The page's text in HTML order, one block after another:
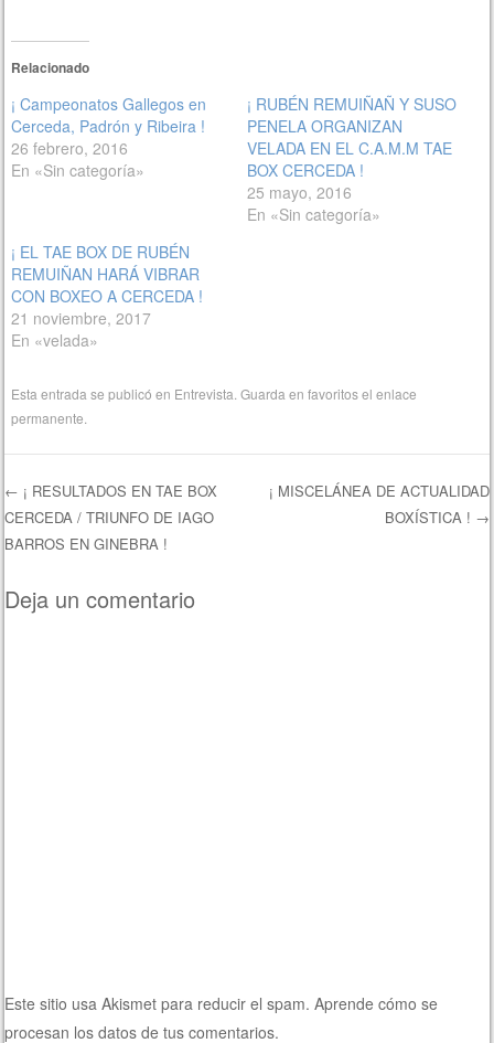
Relacionado
¡ Campeonatos Gallegos en
Cerceda, Padrón y Ribeira !
26 febrero, 2016
En «Sin categoría»
¡ RUBÉN REMUIÑAÑ Y SUSO
PENELA ORGANIZAN
VELADA EN EL C.A.M.M TAE
BOX CERCEDA !
25 mayo, 2016
En «Sin categoría»
¡ EL TAE BOX DE RUBÉN
REMUIÑAN HARÁ VIBRAR
CON BOXEO A CERCEDA !
21 noviembre, 2017
En «velada»
Esta entrada se publicó en Entrevista . Guarda en favoritos elenlace
permanente
Navegación de entradas
← ¡ RESULTADOS EN TAE BOX
CERCEDA / TRIUNFO DE IAGO
BARROS EN GINEBRA !
¡ MISCELÁNEA DE ACTUALIDAD
BOXÍSTICA ! →
Deja un comentario
Este sitio usa Akismet para reducir el spam.Aprende cómo se
procesan los datos de tus comentarios.